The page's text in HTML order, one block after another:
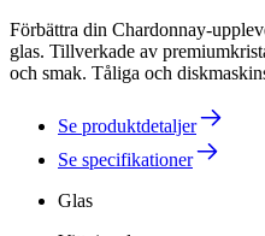
Förbättra din Chardonnay-
glas. Tillverkade av
och smak. Tåliga och
Se produktdetaljer
Se specifikationer
Glas